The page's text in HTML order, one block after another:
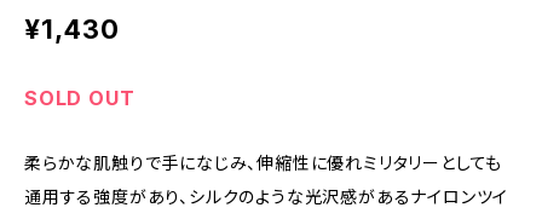
¥1,430
SOLD OUT
柔らかな肌触りで手になじみ、伸縮性に優れミリタリーとしても
通用する強度があり、シルクのような光沢感があるナイロンツイ